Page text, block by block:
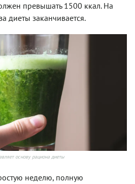
превышать 1500 ккал. На
диеты заканчивается.
основу рациона диеты
неделю, полную